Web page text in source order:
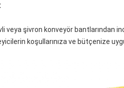
veya şivron konveyör bantlarından
koşullarınıza ve bütçenize